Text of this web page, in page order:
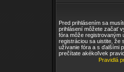
Pred prihlásením sa
prihlásení môžete začať
fóra môže registrovaným
registráciou sa uistite, že
užívanie fóra a s ďalšími
prečítate akékoľvek
Pravidlá